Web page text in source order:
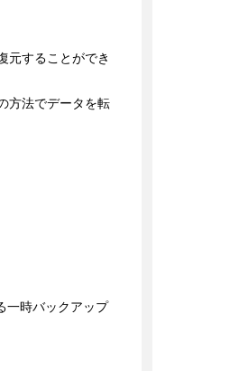
元することができ
方法でデータを転
一時バックアップ